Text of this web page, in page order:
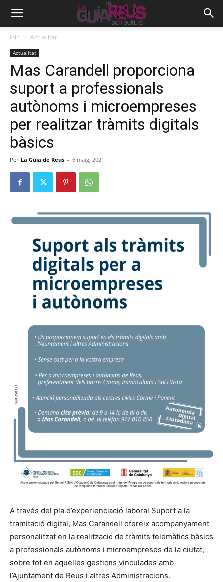
Inici Actualitat
Actualitat
Mas Carandell proporciona
suport a professionals
autònoms i microempreses
per realitzar tràmits digitals
bàsics
Per La Guia de Reus - 6 maig, 2021
A través del pla d’experienciació laboral Suport a la
tramitació digital, Mas Carandell ofereix acompanyament
personalitzat en la realització de tràmits telemàtics bàsics
a professionals autònoms i microempreses de la ciutat,
sobre tot en aquelles gestions vinculades amb
l’Ajuntament de Reus i altres Administracions.